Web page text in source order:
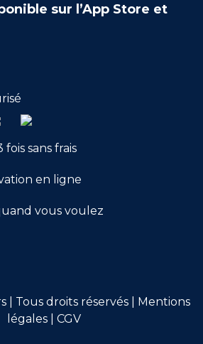
sur l’App Store et
sans frais
en ligne
vous voulez
| Tous droits réservés |
Mentions
légales
CGV